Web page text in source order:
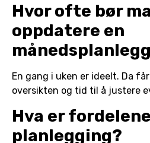
Hvor ofte bør
oppdatere en
En gang i uken er ideelt. Da
oversikten og tid til å justere
Hva er
planlegging?